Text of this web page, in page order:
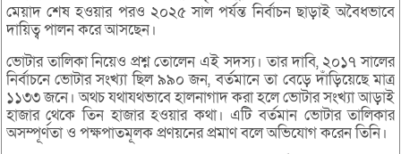
মেয়াদ শেষ হওয়ার পরও ২০২৫ সাল পর্যন্ত নির্বাচন ছাড়াই অবৈধভাবে
দায়িত্ব পালন করে আসছেন।
ভোটার তালিকা নিয়েও প্রশ্ন তোলেন এই সদস্য। তার দাবি, ২০১৭ সালের
নির্বাচনে ভোটার সংখ্যা ছিল ৯৯০ জন, বর্তমানে তা বেড়ে দাঁড়িয়েছে মাত্র
১১৩৩ জনে। অথচ যথাযথভাবে হালনাগাদ করা হলে ভোটার সংখ্যা আড়াই
হাজার থেকে তিন হাজার হওয়ার কথা। এটি বর্তমান ভোটার তালিকার
অসম্পূর্ণতা ও পক্ষপাতমূলক প্রণয়নের প্রমাণ বলে অভিযোগ করেন তিনি।